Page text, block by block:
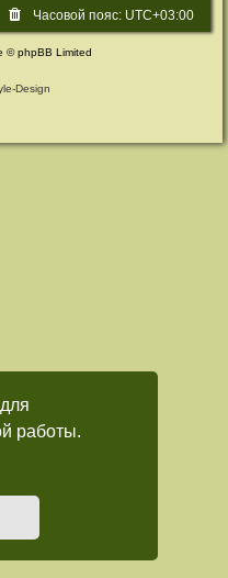
работы.
Часовой пояс: UTC+03:00
© phpBB Limited
Design